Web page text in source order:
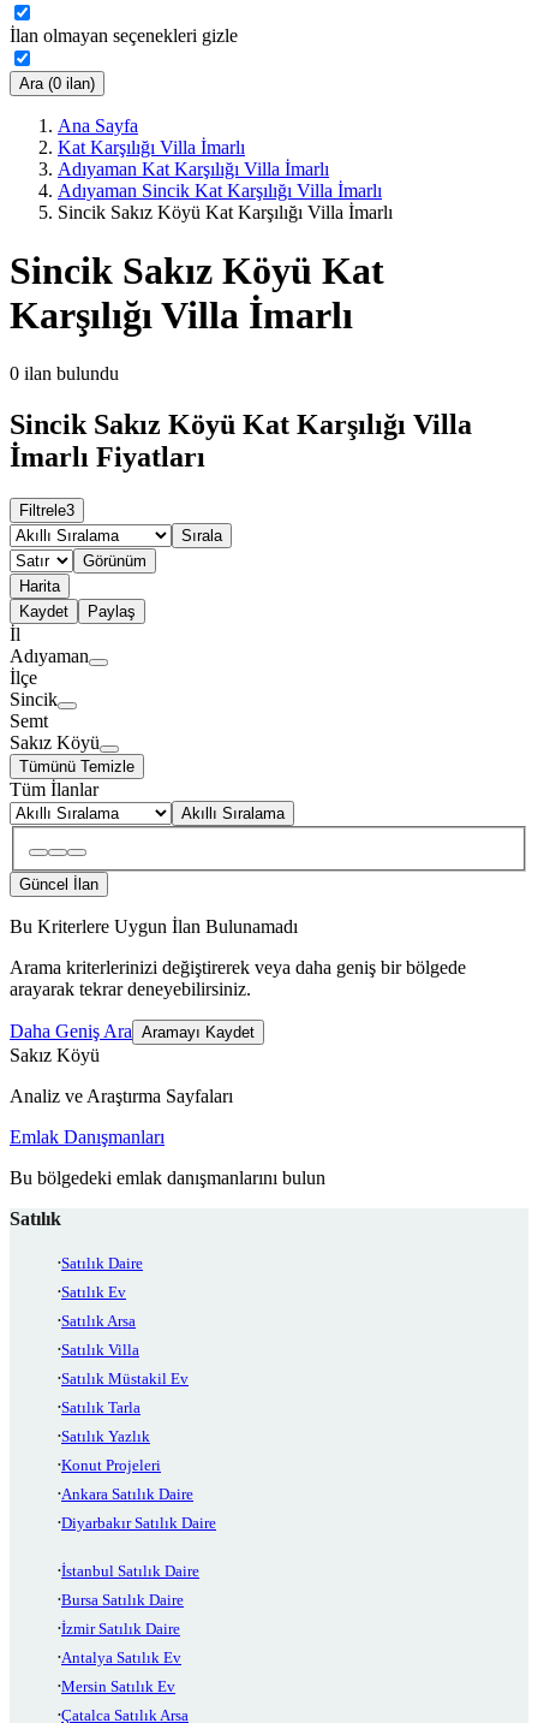
İlan olmayan seçenekleri gizle
Ara (0 ilan)
Ana Sayfa
Kat Karşılığı Villa İmarlı
Adıyaman Kat Karşılığı Villa İmarlı
Adıyaman Sincik Kat Karşılığı Villa İmarlı
Sincik Sakız Köyü Kat Karşılığı Villa İmarlı
Sincik Sakız Köyü Kat
Karşılığı Villa İmarlı
0 ilan bulundu
Sincik Sakız Köyü Kat Karşılığı Villa
İmarlı Fiyatları
Filtrele3
Sırala
Görünüm
Harita
Kaydet
Paylaş
İl
Adıyaman
İlçe
Sincik
Semt
Sakız Köyü
Tümünü Temizle
Tüm İlanlar
Akıllı Sıralama
Güncel İlan
Bu Kriterlere Uygun İlan Bulunamadı
Arama kriterlerinizi değiştirerek veya daha geniş bir bölgede
arayarak tekrar deneyebilirsiniz.
Daha Geniş Ara Aramayı Kaydet
Sakız Köyü
Analiz ve Araştırma Sayfaları
Emlak Danışmanları
Bu bölgedeki emlak danışmanlarını bulun
Satılık
Satılık Daire
Satılık Ev
Satılık Arsa
Satılık Villa
Satılık Müstakil Ev
Satılık Tarla
Satılık Yazlık
Konut Projeleri
Ankara Satılık Daire
Diyarbakır Satılık Daire
İstanbul Satılık Daire
Bursa Satılık Daire
İzmir Satılık Daire
Antalya Satılık Ev
Mersin Satılık Ev
Çatalca Satılık Arsa